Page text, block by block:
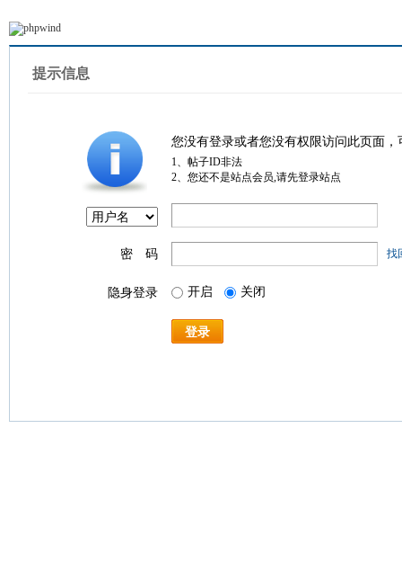
提示信息
您没有登录或者您没有权限访问此页面
1、帖子ID非法
2、您还不是站点会员,请先登录站点
密 码 找
隐身登录 开启 关闭
登录